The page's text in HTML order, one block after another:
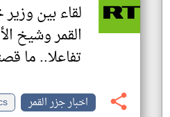
لقاء بين
القمر وشيخ
تفاعلا.. ما
اخبار جزر القمر